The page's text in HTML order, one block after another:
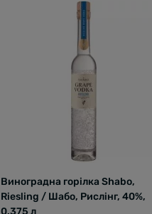
Виноградна горілка Shabo,
Riesling / Шабо, Рислінг, 40%,
0.375 л